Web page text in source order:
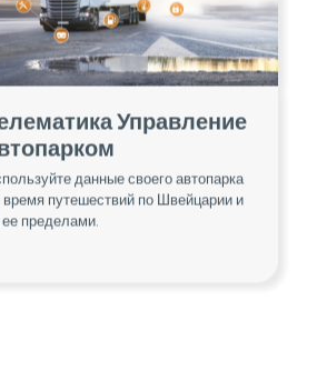
Управление
данные своего автопарка
ее пределами.